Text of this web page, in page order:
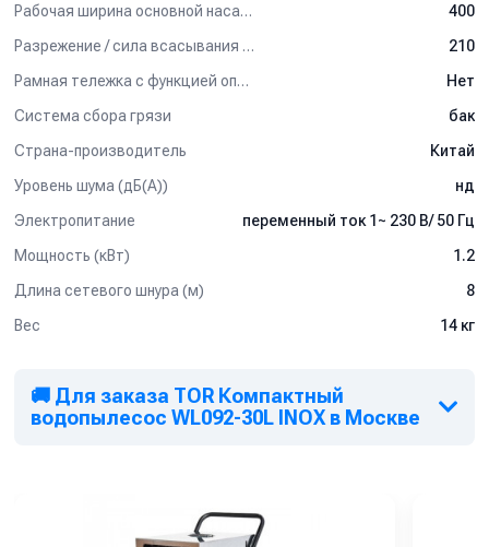
Рабочая ширина основной насадки (мм)
400
Разрежение / сила всасывания (мбар)
210
Рамная тележка с функцией опрокидывания бака
Нет
Система сбора грязи
бак
Страна-производитель
Китай
Уровень шума (дБ(А))
нд
Электропитание
переменный ток 1~ 230 В/ 50 Гц
Мощность (кВт)
1.2
Длина сетевого шнура (м)
8
Вес
14 кг
🚚 Для заказа TOR Компактный
водопылесос WL092-30L INOX в Москве